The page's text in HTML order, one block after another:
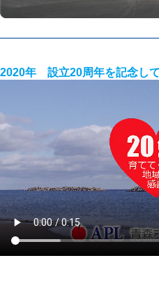
2020年 設立20周年を記念し